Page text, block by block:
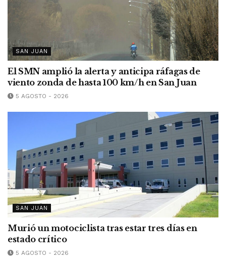
SAN JUAN
El SMN amplió la alerta y anticipa ráfagas de
viento zonda de hasta 100 km/h en San Juan
5 AGOSTO - 2026
SAN JUAN
Murió un motociclista tras estar tres días en
estado crítico
5 AGOSTO - 2026